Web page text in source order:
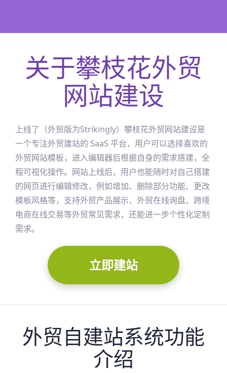
关于攀枝花外贸
网站建设
上线了（外贸版为Strikingly） 攀枝花外贸网站建设是
一个专注外贸建站的 SaaS 平台，用户可以选择喜欢的
外贸网站模板，进入编辑器后根据自身的需求搭建，全
程可视化操作。网站上线后，用户也能随时对自己搭建
的网页进行编辑修改，例如增加、删除部分功能、更改
模板风格等，支持外贸产品展示、外贸在线询盘、跨境
电商在线交易等外贸常见需求，还能进一步个性化定制
需求。
立即建站
外贸自建站系统功能
介绍